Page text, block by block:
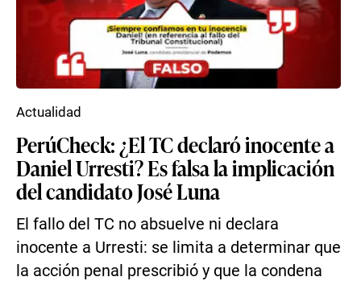
PerúCheck: ¿El TC declaró inocente a
Daniel Urresti? Es falsa la implicación
del candidato José Luna
El fallo del TC no absuelve ni declara
inocente a Urresti: se limita a determinar que
la acción penal prescribió y que la condena
Actualidad